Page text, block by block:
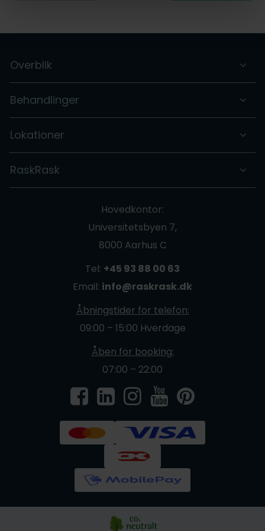
Overblik
Behandlinger
Lokationer
RaskRask
Hovedkontor:
Universitetsbyen 7,
8000 Aarhus C
Tel: +45 93 88 00 63
Email: info@raskrask.dk
Åbningstider for telefon:
09:00 – 15:00 Hverdage
Åben for booking:
07:00 – 22:00